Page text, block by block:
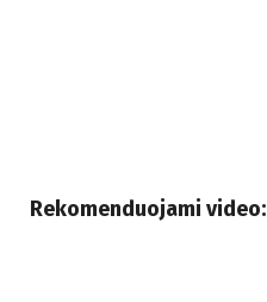
Rekomenduojami video: